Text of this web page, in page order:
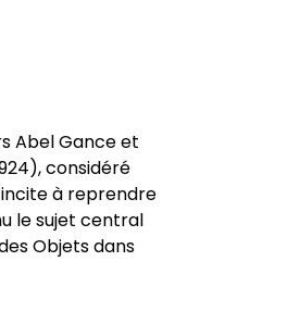
Abel Gance et
considéré
à reprendre
le sujet central
Objets dans